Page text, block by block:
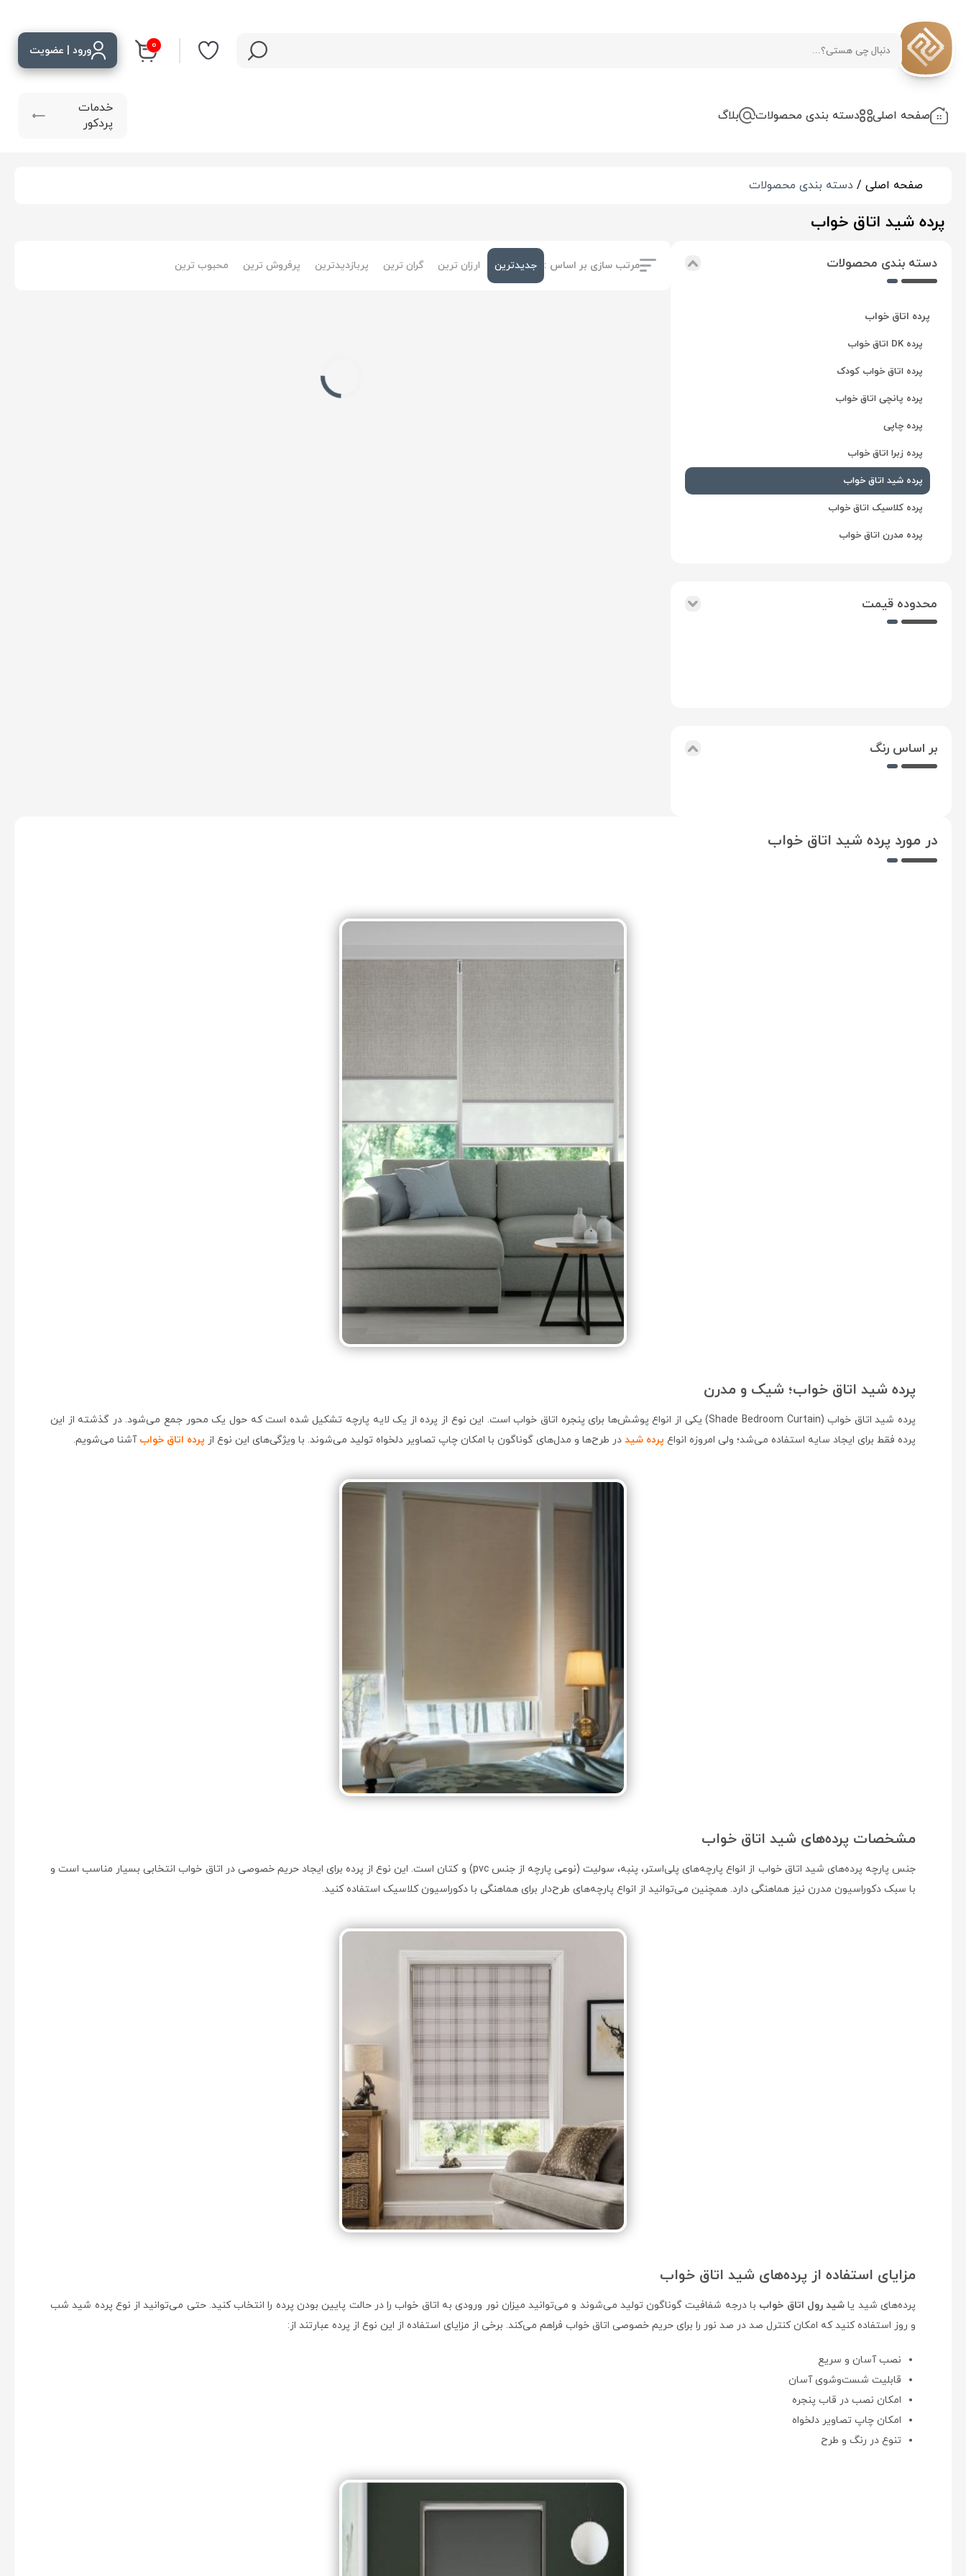
ورود | عضویت
صفحه اصلی دسته بندی محصولات بلاگ
خدمات
پردکور
پرده
صفحه اصلی / دسته بندی محصولات
پرده شید اتاق خواب
دسته بندی محصولات
پرده اتاق خواب
پرده DK اتاق خواب
پرده اتاق خواب کودک
پرده پانچی اتاق خواب
پرده چاپی
پرده زبرا اتاق خواب
پرده شید اتاق خواب
پرده کلاسیک اتاق خواب
پرده مدرن اتاق خواب
محدوده قیمت
بر اساس رنگ
مرتب سازی بر اساس : جدیدترین ارزان ترین گران ترین پربازدیدترین پرفروش ترین محبوب ترین
در مورد پرده شید اتاق خواب
پرده شید اتاق خواب؛ شیک و مدرن
پرده شید اتاق خواب (Shade Bedroom Curtain) یکی از انواع پوشش‌ها برای پنجره اتاق خواب است. این نوع از پرده از یک لایه پارچه تشکیل شده است که حول یک محور جمع می‌شود. در گذشته از این
پرده فقط برای ایجاد سایه استفاده می‌شد؛ ولی امروزه انواع پرده‌ شید در طرح‌ها و مدل‌های گوناگون با امکان چاپ تصاویر دلخواه تولید می‌شوند. با ویژگی‌های این نوع از پرده اتاق خواب آشنا می‌شویم.
مشخصات پرده‌های شید اتاق خواب
جنس پارچه پرده‌های شید اتاق خواب از انواع پارچه‌های پلی‌استر، پنبه، سولیت (نوعی پارچه از جنس pvc) و کتان است. این نوع از پرده برای ایجاد حریم خصوصی در اتاق خواب انتخابی بسیار مناسب است و
با سبک دکوراسیون مدرن نیز هماهنگی دارد. همچنین می‌توانید از انواع پارچه‌های طرح‌دار برای هماهنگی با دکوراسیون کلاسیک استفاده کنید.
مزایای استفاده از پرده‌های شید اتاق خواب
پرده‌های شید یا شید رول اتاق خواب با درجه شفافیت گوناگون تولید می‌شوند و می‌توانید میزان نور ورودی به اتاق خواب را در حالت پایین بودن پرده را انتخاب کنید. حتی می‌توانید از نوع پرده شید شب
و روز استفاده کنید که امکان کنترل صد در صد نور را برای حریم خصوصی اتاق خواب فراهم می‌کند. برخی از مزایای استفاده از این نوع از پرده عبارتند از:
نصب آسان و سریع
قابلیت شست‌وشوی آسان
امکان نصب در قاب پنجره
امکان چاپ تصاویر دلخواه
تنوع در رنگ و طرح